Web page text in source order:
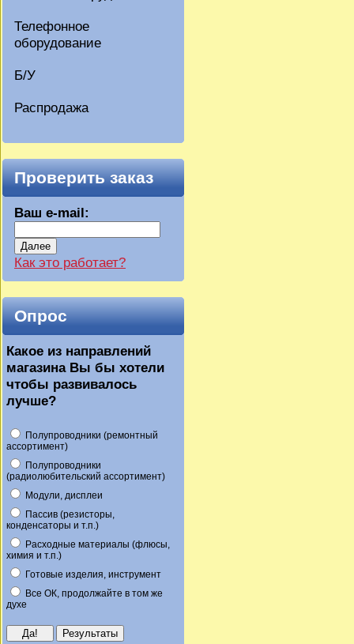
Телефонное
оборудование
Б/У
Распродажа
Проверить заказ
Ваш e-mail:
Далее
Как это работает?
Опрос
Какое из направлений
магазина Вы бы хотели
чтобы развивалось
лучше?
Полупроводники (ремонтный
ассортимент)
Полупроводники
(радиолюбительский ассортимент)
Модули, дисплеи
Пассив (резисторы,
конденсаторы и т.п.)
Расходные материалы (флюсы,
химия и т.п.)
Готовые изделия, инструмент
Все ОК, продолжайте в том же
духе